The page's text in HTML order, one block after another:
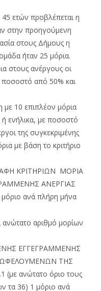
45 ετών προβλέπεται η
στην προηγούμενη
στους Δήμους η
ήταν 25 μόρια.
στους ανέργους οι
από 50% και
με 10 επιπλέον μόρια
ή ενήλικα, με ποσοστό
της συγκεκριμένης
με βάση το κριτήριο
ΚΡΙΤΗΡΙΩΝ ΜΟΡΙΑ
ΑΝΕΡΓΙΑΣ
ανά πλήρη μήνα
ανώτατο αριθμό μορίων
ΕΓΓΕΓΡΑΜΜΕΝΗΣ
ΩΦΕΛΟΥΜΕΝΩΝ ΤΗΣ
ανώτατο όριο τους
τα 36) 1 μόριο ανά